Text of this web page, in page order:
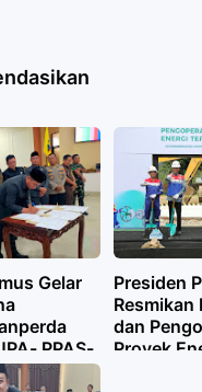
Gelar
PPAS-
2025
Presiden
Resmikan
dan
Proyek